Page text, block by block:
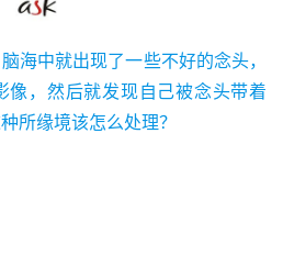
海中就出现了一些不好的念头，
像，然后就发现自己被念头带着
所缘境该怎么处理？